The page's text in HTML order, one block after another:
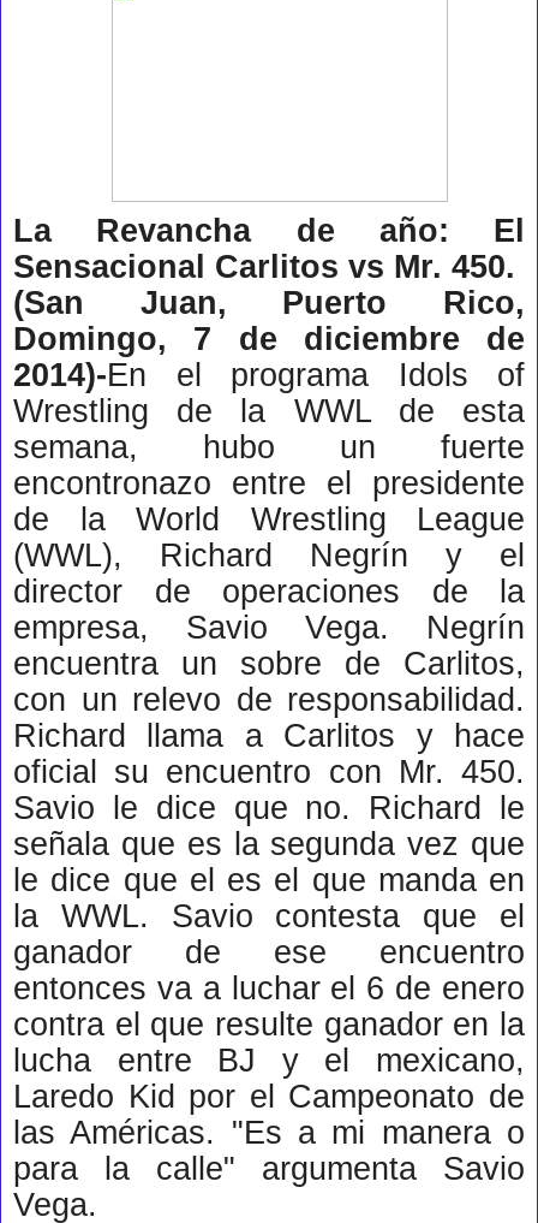
La Revancha de año: El
Sensacional Carlitos vs Mr. 450.
(San Juan, Puerto Rico,
Domingo, 7 de diciembre de
2014)-En el programa Idols of
Wrestling de la WWL de esta
semana,
hubo un fuerte
encontronazo entre el presidente
de la World Wrestling League
(WWL), Richard Negrín y el
director de operaciones de la
empresa, Savio Vega. Negrín
encuentra un sobre de Carlitos,
con un relevo de responsabilidad.
Richard llama a Carlitos y hace
oficial su encuentro con Mr. 450.
Savio le dice que no. Richard le
señala que es la segunda vez que
le dice que el es el que manda en
la WWL. Savio contesta que el
ganador de ese encuentro
entonces va a luchar el 6 de enero
contra el que resulte ganador en la
lucha entre BJ y el mexicano,
Laredo Kid por el Campeonato de
las Américas. "Es a mi manera o
para la calle" argumenta Savio
Vega.